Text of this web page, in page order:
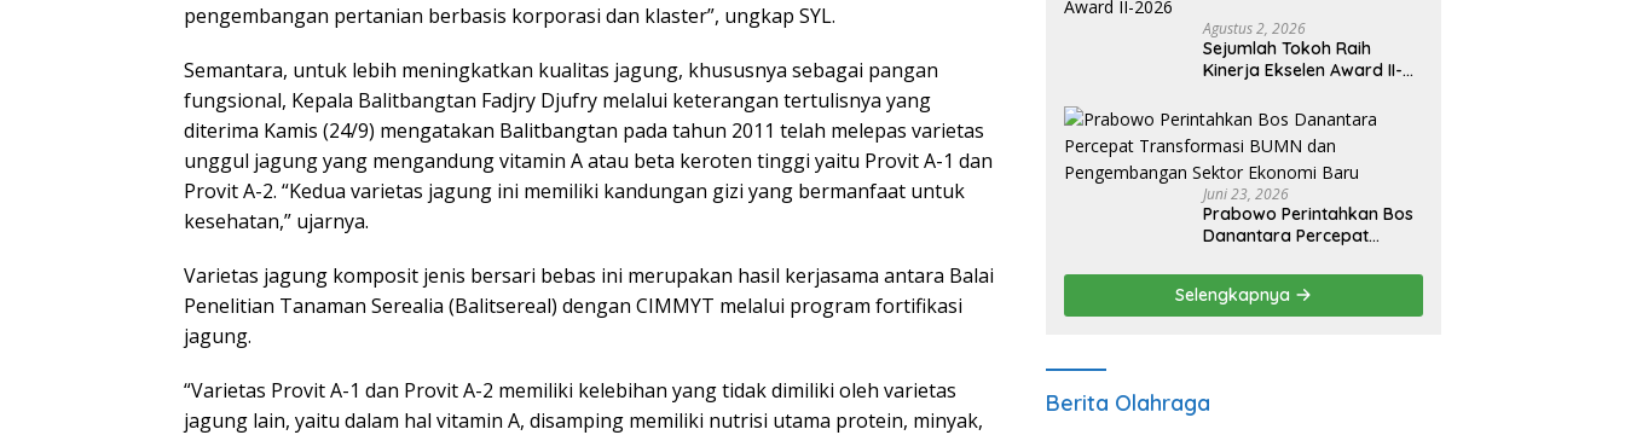
pengembangan pertanian berbasis korporasi dan klaster”, ungkap SYL.
Semantara, untuk lebih meningkatkan kualitas jagung, khususnya sebagai pangan
fungsional, Kepala Balitbangtan Fadjry Djufry melalui keterangan tertulisnya yang
diterima Kamis (24/9) mengatakan Balitbangtan pada tahun 2011 telah melepas varietas
unggul jagung yang mengandung vitamin A atau beta keroten tinggi yaitu Provit A-1 dan
Provit A-2. “Kedua varietas jagung ini memiliki kandungan gizi yang bermanfaat untuk
kesehatan,” ujarnya.
Varietas jagung komposit jenis bersari bebas ini merupakan hasil kerjasama antara Balai
Penelitian Tanaman Serealia (Balitsereal) dengan CIMMYT melalui program fortifikasi
jagung.
“Varietas Provit A-1 dan Provit A-2 memiliki kelebihan yang tidak dimiliki oleh varietas
jagung lain, yaitu dalam hal vitamin A, disamping memiliki nutrisi utama protein, minyak,
Agustus 2, 2026
Sejumlah Tokoh Raih
Kinerja Ekselen Award II-
Juni 23, 2026
Prabowo Perintahkan Bos
Danantara Percepat
Pengembangan Sektor
Ekonomi Baru
Selengkapnya
Berita Olahraga